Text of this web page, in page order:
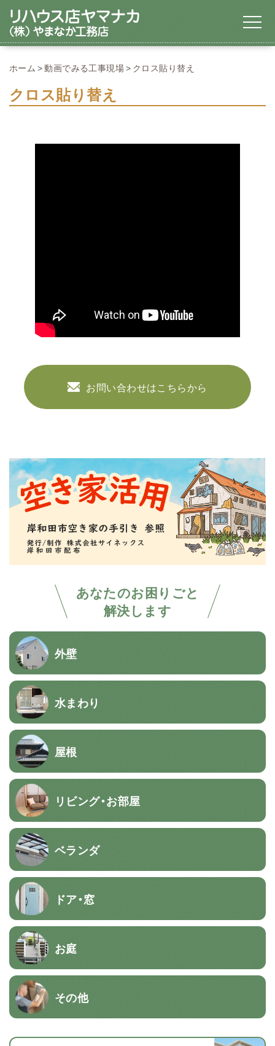
あなたのお困りごと
解決します
外壁
水まわり
屋根
リビング・お部屋
ベランダ
ドア・窓
お庭
その他
ホーム 動画でみる工事現場 クロス貼り替え
クロス貼り替え
お問い合わせはこちらから